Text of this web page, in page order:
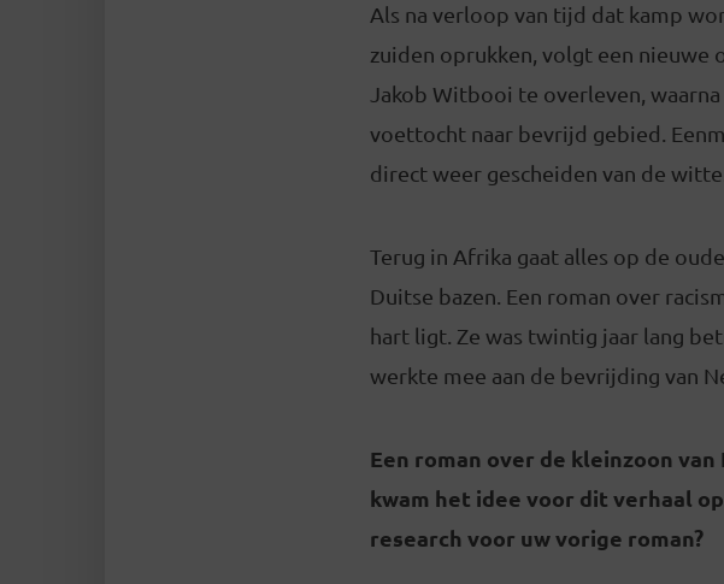
Als na verloop van tijd dat kamp
zuiden oprukken, volgt een nieuwe
Jakob Witbooi te overleven,
voettocht naar bevrijd gebied.
direct weer gescheiden van de
Terug in Afrika gaat alles op de
Duitse bazen. Een roman over
hart ligt. Ze was twintig jaar lang
werkte mee aan de bevrijding van
Een roman over de kleinzoon
kwam het idee voor dit verhaal
research voor uw vorige roman?